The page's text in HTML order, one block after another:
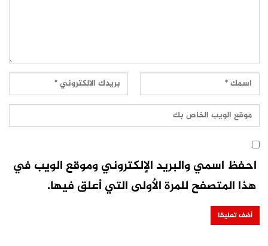
احفظ اسمي والبريد الإلكتروني وموقع الويب في
هذا المتصفح للمرة الأولى التي أعلق فيها.